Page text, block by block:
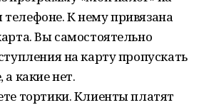
К нему привязана
Вы самостоятельно
на карту пропускать
какие нет.
тортики. Клиенты платят